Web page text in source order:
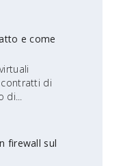
e come
di
di...
firewall sul